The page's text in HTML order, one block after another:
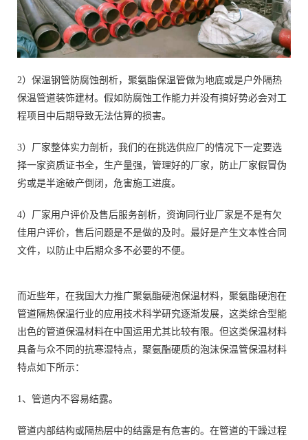
2）保温钢管防腐蚀剖析，聚氨酯保温管做为地底或是户外隔热
保温管道装饰建材。假如防腐蚀工作能力并没有搞好势必会对工
程项目中后期导致无法估算的损害。
3）厂家整体实力剖析，我们的在挑选供应厂的情况下一定要选
择一家资质证书全，生产量强，管理好的厂家，防止厂家假冒伪
劣或是半途破产倒闭，危害施工进度。
4）厂家用户评价及售后服务剖析，资询同行业厂家是不是有欠
佳用户评价，售后问题是不是做的及时。最好是产生文本性合同
文件，以防止中后期众多不必要的不便。
而近些年，在我国大力推广聚氨酯硬泡保温材料，聚氨酯硬泡在
管道隔热保温行业的应用技术科学研究逐渐发展，这类综合型能
出色的管道保温材料在中国运用尤其比较有限。但这类保温材料
具备与众不同的抗寒湿特点，聚氨酯硬质的泡沫保温管保温材料
特点如下所示：
1、管道内不容易结露。
管道内部结构或隔热层中的结露是有危害的。在管道的干躁过程